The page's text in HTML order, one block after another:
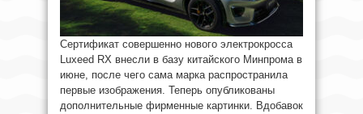
Сертификат совершенно нового электрокросса
Luxeed RX внесли в базу китайского Минпрома в
июне, после чего сама марка распространила
первые изображения. Теперь опубликованы
дополнительные фирменные картинки. Вдобавок